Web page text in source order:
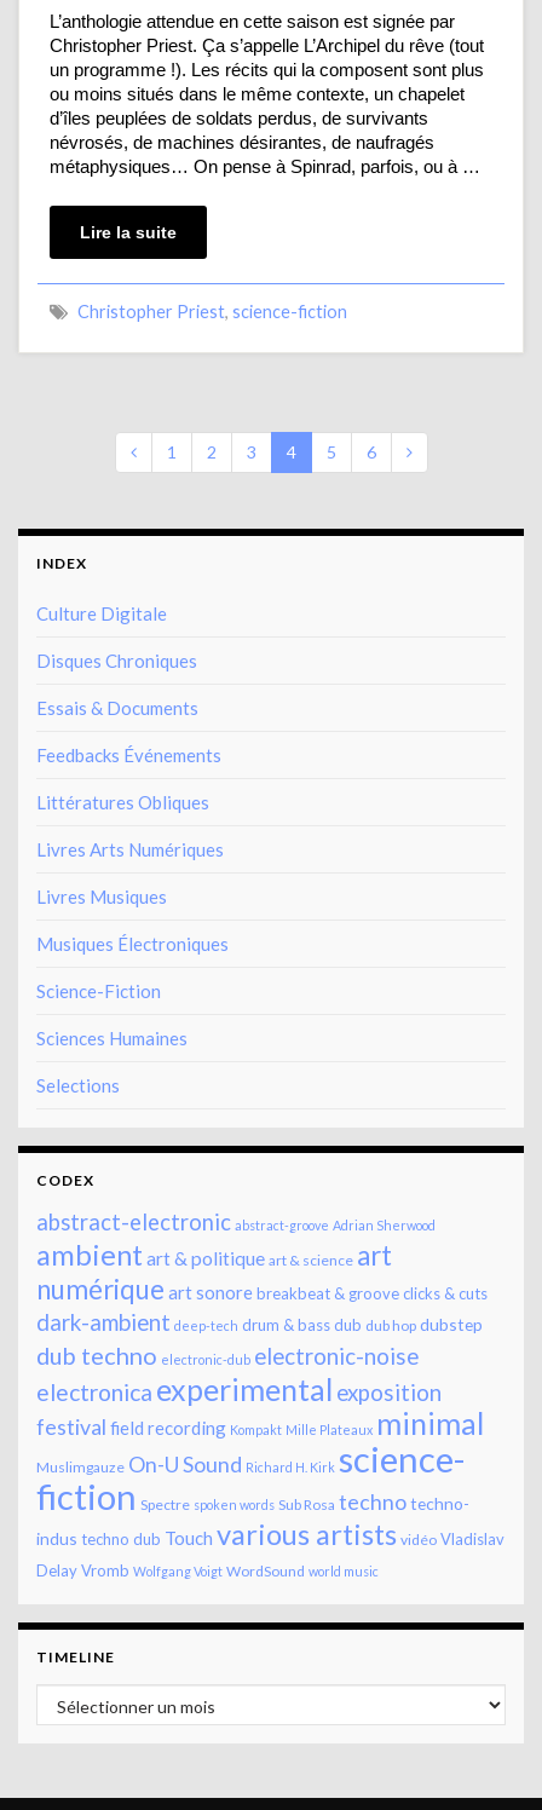
L’anthologie attendue en cette saison est signée par
Christopher Priest. Ça s’appelle L’Archipel du rêve (tout
un programme !). Les récits qui la composent sont plus
ou moins situés dans le même contexte, un chapelet
d’îles peuplées de soldats perdus, de survivants
névrosés, de machines désirantes, de naufragés
métaphysiques… On pense à Spinrad, parfois, ou à …
Lire la suite
Christopher Priest, science-fiction
1 2 3 4 5 6
INDEX
Culture Digitale
Disques Chroniques
Essais & Documents
Feedbacks Événements
Littératures Obliques
Livres Arts Numériques
Livres Musiques
Musiques Électroniques
Science-Fiction
Sciences Humaines
Selections
CODEX
abstract-electronic abstract-groove Adrian Sherwood
ambient art & politique art & science art
numérique art sonorebreakbeat & groove clicks & cuts
dark-ambient deep-tech drum & bass dub dub hop dubstep
dub techno electronic-dub electronic-noise
electronica experimental exposition
festival field recording Kompakt Mille Plateaux minimal
Muslimgauze On-U Sound Richard H. Kirk science-
fiction Spectre spoken words Sub Rosa technotechno-
indus techno dub Touch various artists vidéo Vladislav
DelayVromb Wolfgang Voigt WordSound world music
TIMELINE
Timeline